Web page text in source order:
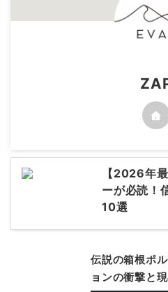
【2026年
ーが必読！
10選
伝説の箱根ポ
ョンの衝撃と